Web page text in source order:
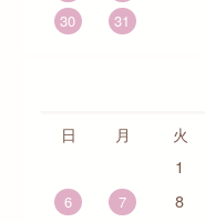
30 31
日 月 火
1
6 7 8